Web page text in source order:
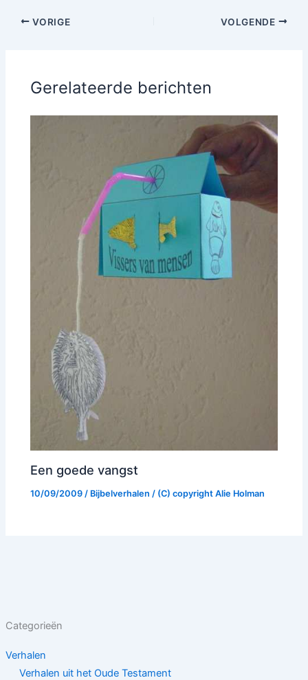
Categorieën
Verhalen
Verhalen uit het Oude Testament
VORIGE VOLGENDE
Gerelateerde berichten
Een goede vangst
10/09/2009 / Bijbelverhalen / (C) copyrightAlie Holman